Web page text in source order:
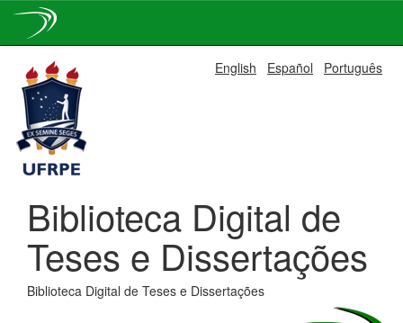
navigation
English Español Português
Biblioteca Digital de
Teses e Dissertações
Biblioteca Digital de Teses e Dissertações